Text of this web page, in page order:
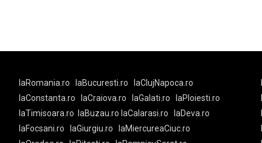
laRomania.ro laBucuresti.ro
laClujNapoca.ro
laConstanta.ro
laCraiova.ro laGalati.ro
laPloiesti.ro
laTimisoara.ro
laBuzau.ro laCalarasi.ro
laDeva.ro
laFocsani.ro
laGiurgiu.ro
laMiercureaCiuc.ro